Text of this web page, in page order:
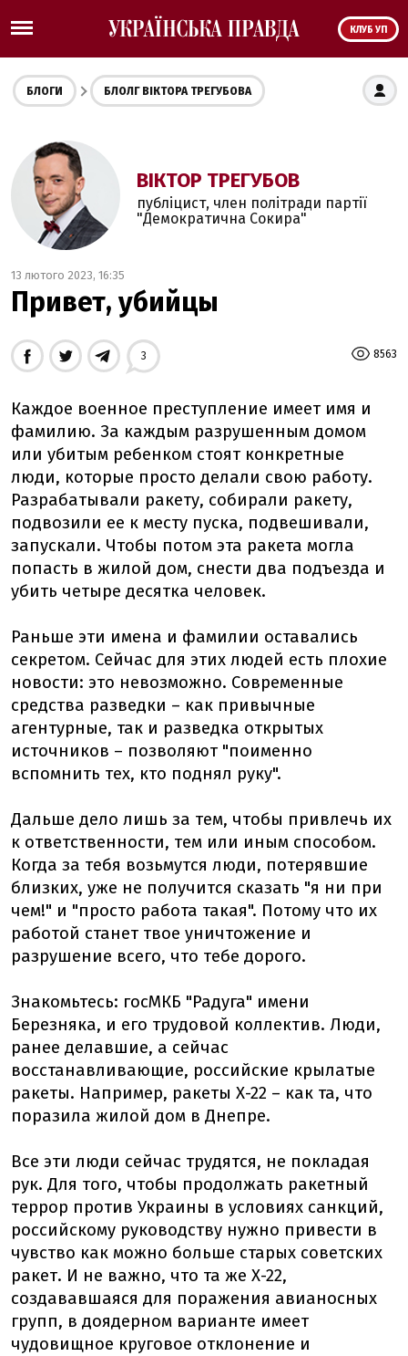
КЛУБ УП
БЛОГИ БЛОЛГ ВІКТОРА ТРЕГУБОВА
ВІКТОР ТРЕГУБОВ
публіцист, член політради партії
"Демократична Сокира"
13 лютого 2023, 16:35
Привет, убийцы
8563
3
Каждое военное преступление имеет имя и
фамилию. За каждым разрушенным домом
или убитым ребенком стоят конкретные
люди, которые просто делали свою работу.
Разрабатывали ракету, собирали ракету,
подвозили ее к месту пуска, подвешивали,
запускали. Чтобы потом эта ракета могла
попасть в жилой дом, снести два подъезда и
убить четыре десятка человек.
Раньше эти имена и фамилии оставались
секретом. Сейчас для этих людей есть плохие
новости: это невозможно. Современные
средства разведки – как привычные
агентурные, так и разведка открытых
источников – позволяют "поименно
вспомнить тех, кто поднял руку".
Дальше дело лишь за тем, чтобы привлечь их
к ответственности, тем или иным способом.
Когда за тебя возьмутся люди, потерявшие
близких, уже не получится сказать "я ни при
чем!" и "просто работа такая". Потому что их
работой станет твое уничтожение и
разрушение всего, что тебе дорого.
Знакомьтесь: госМКБ "Радуга" имени
Березняка, и его трудовой коллектив. Люди,
ранее делавшие, а сейчас
восстанавливающие, российские крылатые
ракеты. Например, ракеты Х-22 – как та, что
поразила жилой дом в Днепре.
Все эти люди сейчас трудятся, не покладая
рук. Для того, чтобы продолжать ракетный
террор против Украины в условиях санкций,
российскому руководству нужно привести в
чувство как можно больше старых советских
ракет. И не важно, что та же Х-22,
создававшаяся для поражения авианосных
групп, в доядерном варианте имеет
чудовищное круговое отклонение и